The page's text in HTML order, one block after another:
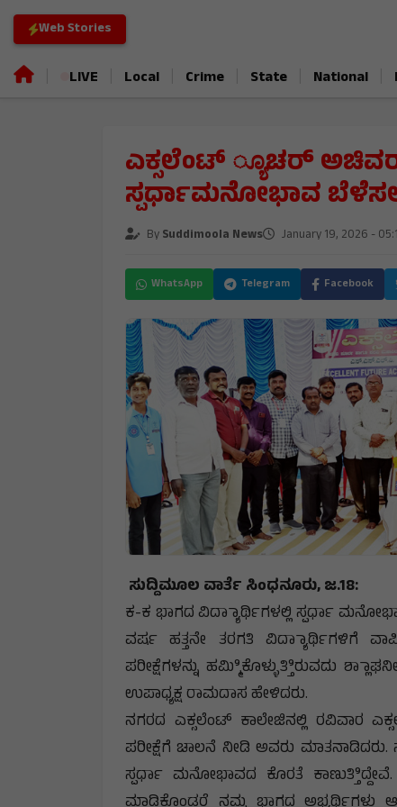
Web Stories
LIVE Local Crime State National
ಎಕ್ಸಲೆಂಟ್ ್ಯೂಚರ್
ಸ್ಪರ್ಧಾಮನೋಭಾವ
BySuddimoola News January 19, 2026 -
WhatsApp Telegram Facebook
ಸುದ್ದಿಮೂಲ ವಾರ್ತೆ ಸಿಂಧನೂರು, ಜ.18:
ಕ-ಕ ಭಾಗದ ವಿದ್ಯಾಾರ್ಥಿಗಳಲ್ಲಿ ಸ್ಪರ್ಧಾ
ವರ್ಷ ಹತ್ತನೇ ತರಗತಿ ವಿದ್ಯಾಾರ್ಥಿಗಳಿಗೆ
ಪರೀಕ್ಷೆಗಳನ್ನು ಹಮ್ಮಿಿಕೊಳ್ಳುತ್ತಿಿರುವದು
ಉಪಾಧ್ಯಕ್ಷ ರಾಮದಾಸ ಹೇಳಿದರು.
ನಗರದ ಎಕ್ಸಲೆಂಟ್ ಕಾಲೇಜಿನಲ್ಲಿ ರವಿವಾರ
ಪರೀಕ್ಷೆಗೆ ಚಾಲನೆ ನೀಡಿ ಅವರು
ಸ್ಪರ್ಧಾ ಮನೋಭಾವದ ಕೊರತೆ